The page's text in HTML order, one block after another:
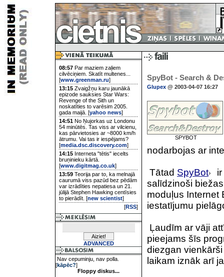
08:57 Par maziem zaļiem
cilvēciņiem. Skatīt multenes...
[www.greenman.ru]
13:15 Zvaigžņu karu jaunākā
epizode sauksies Star Wars:
Revenge of the Sith un
noskatīties to varēsim 2005.
gada maijā. [yahoo news]
14:51 No Ņujorkas uz Londonu
54 minūtēs. Tas viss ar vilcienu,
kas pārvietosies ar ~8000 km/h
ātrumu. Vai tas ir iespējams?
[media.dsc.discovery.com]
14:15 Interneta "tētis" iecelts
bruņinieku kārtā.
[www.digitmag.co.uk]
13:59 Teorija par to, ka melnajā
caurumā viss pazūd bez pēdām
var izrādīties nepatiesa un 21.
jūlijā Stephen Hawking centīsies
to pierādīt. [new scientist]
[RSS]
ADVANCED
Nav cepuminju, nav polla.
[kāpēc?]
Floppy diskus...
SpyBot - Search &
Glupex @ 2003-04-07 16:27
SPYBOT
nodarbojas ar
Tātad SpyBot
salīdzinoši
moduļus Internet
iestatījumu
Ļaudīm ar vāji
pieejams šīs
diezgan
laikam iznāk arī